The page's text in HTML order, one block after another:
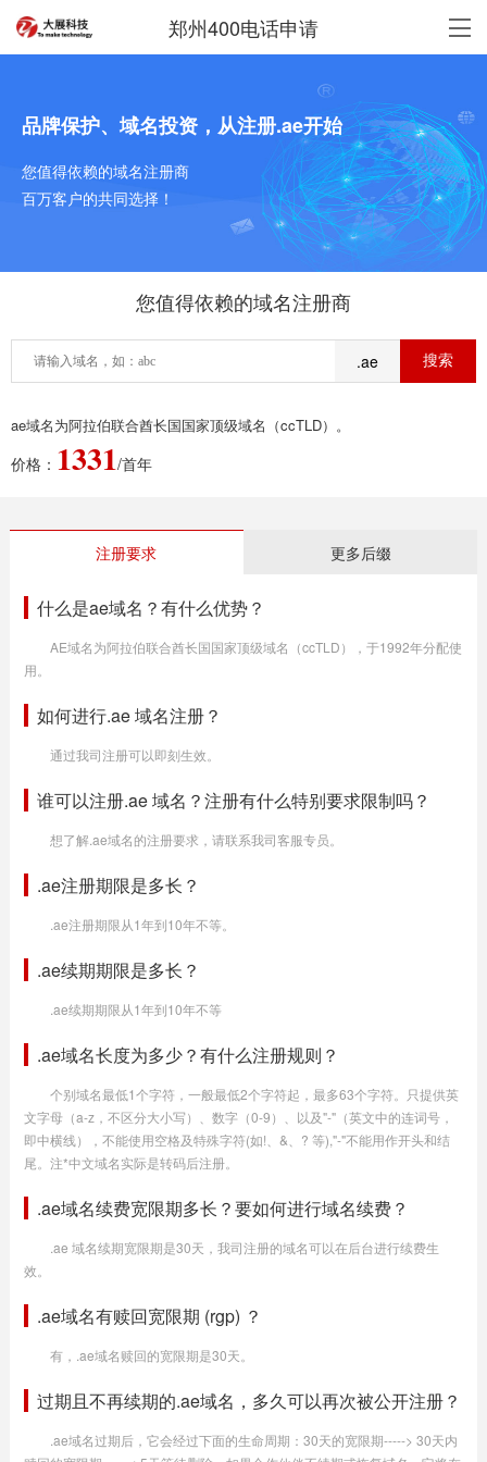
郑州400电话申请
品牌保护、域名投资，从注册.ae开始
您值得依赖的域名注册商
百万客户的共同选择！
您值得依赖的域名注册商
.ae
ae域名为阿拉伯联合酋长国国家顶级域名（ccTLD）。
价格： 1331/首年
注册要求 更多后缀
什么是ae域名？有什么优势？
AE域名为阿拉伯联合酋长国国家顶级域名（ccTLD），于1992年分配使
用。
如何进行.ae 域名注册？
通过我司注册可以即刻生效。
谁可以注册.ae 域名？注册有什么特别要求限制吗？
想了解.ae域名的注册要求，请联系我司客服专员。
.ae注册期限是多长？
.ae注册期限从1年到10年不等。
.ae续期期限是多长？
.ae续期期限从1年到10年不等
.ae域名长度为多少？有什么注册规则？
个别域名最低1个字符，一般最低2个字符起，最多63个字符。只提供英
文字母（a-z，不区分大小写）、数字（0-9）、以及"-"（英文中的连词号，
即中横线），不能使用空格及特殊字符(如!、&、? 等),"-"不能用作开头和结
尾。注*中文域名实际是转码后注册。
.ae域名续费宽限期多长？要如何进行域名续费？
.ae 域名续期宽限期是30天，我司注册的域名可以在后台进行续费生
效。
.ae域名有赎回宽限期 (rgp) ？
有，.ae域名赎回的宽限期是30天。
过期且不再续期的.ae域名，多久可以再次被公开注册？
.ae域名过期后，它会经过下面的生命周期：30天的宽限期-----> 30天内